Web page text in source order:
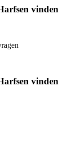
vinden
vinden